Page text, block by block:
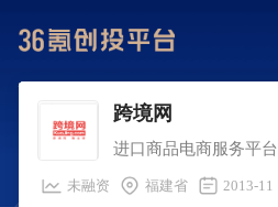
跨境网
进口商品电商服务平台
未融资 福建省 2013-11